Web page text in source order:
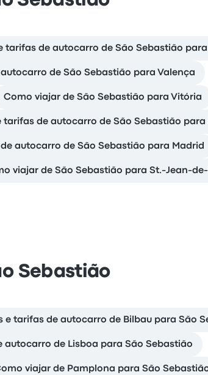
tarifas de autocarro de São Sebastião para
de São Sebastião para Valença
Como viajar de São Sebastião para Vitória
tarifas de autocarro de São Sebastião para
autocarro de São Sebastião para Madrid
viajar de São Sebastião para St.-Jean-de-
Sebastião
e tarifas de autocarro de Bilbau para São
autocarro de Lisboa para São Sebastião
viajar de Pamplona para São